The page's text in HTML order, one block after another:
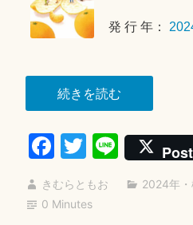
発 行 年：
続きを読む“み
か
ん
フ
ァ
Fa
ce
bo
T
wi
tte
Li
ne
Post
きむらともお 2024年 ・
0 Minutes